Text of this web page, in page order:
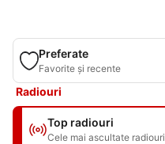
Preferate
Favorite și recente
Radiouri
Top radiouri
Cele mai ascultate radiouri